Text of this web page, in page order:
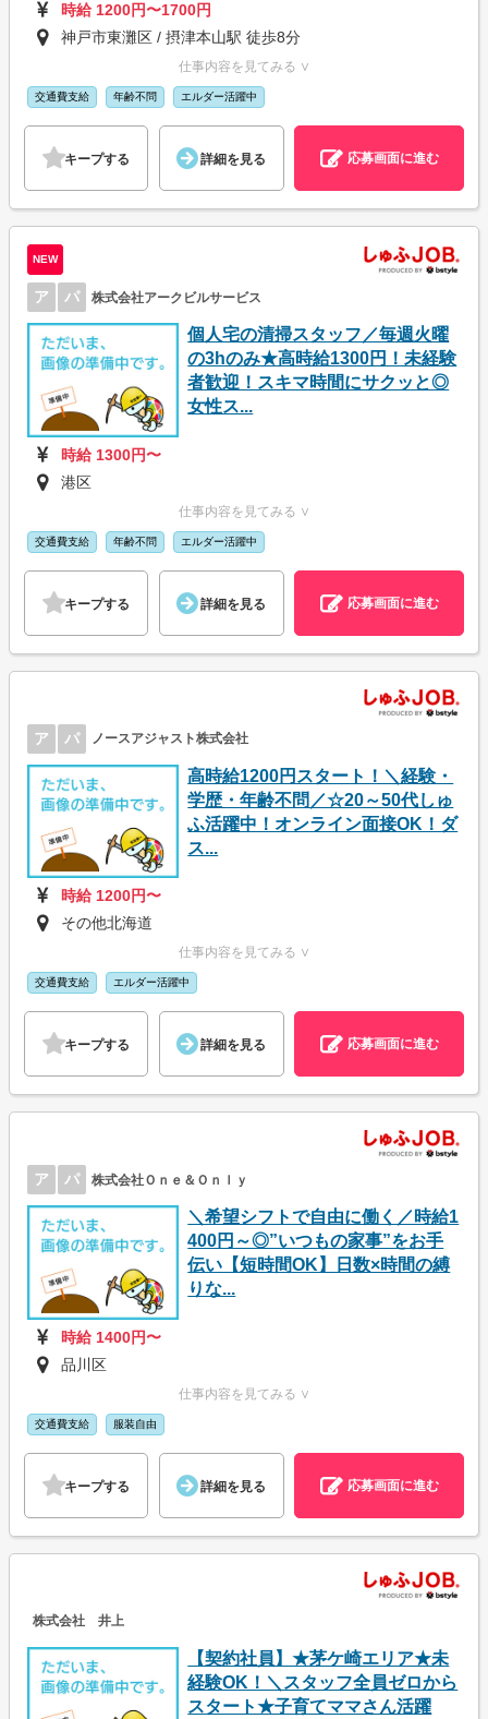
時給 1200円〜1700円
神戸市東灘区 / 摂津本山駅 徒歩8分
仕事内容を見てみる ∨
交通費支給 年齢不問 エルダー活躍中
キープする 詳細を見る 応募画面に進む
NEW
ア パ 株式会社アークビルサービス
個人宅の清掃スタッフ／毎週火曜
の3hのみ★高時給1300円！未経験
者歓迎！スキマ時間にサクッと◎
女性ス...
時給 1300円〜
港区
仕事内容を見てみる ∨
交通費支給 年齢不問 エルダー活躍中
キープする 詳細を見る 応募画面に進む
ア パ ノースアジャスト株式会社
高時給1200円スタート！＼経験・
学歴・年齢不問／☆20～50代しゅ
ふ活躍中！オンライン面接OK！ダ
ス...
時給 1200円〜
その他北海道
仕事内容を見てみる ∨
交通費支給 エルダー活躍中
キープする 詳細を見る 応募画面に進む
ア パ 株式会社Ｏｎｅ＆Ｏｎｌｙ
＼希望シフトで自由に働く／時給1
400円～◎”いつもの家事”をお手
伝い【短時間OK】日数×時間の縛
りな...
時給 1400円〜
品川区
仕事内容を見てみる ∨
交通費支給 服装自由
キープする 詳細を見る 応募画面に進む
株式会社 井上
【契約社員】★茅ケ崎エリア★未
経験OK！＼スタッフ全員ゼロから
スタート★子育てママさん活躍